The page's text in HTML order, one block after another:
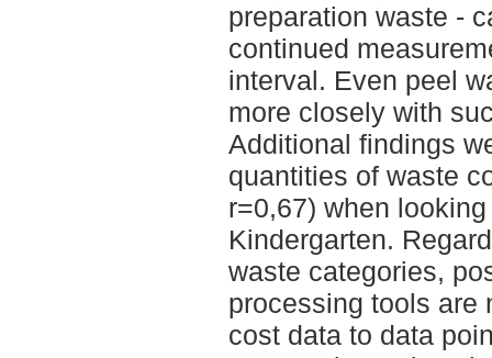
preparation waste -
continued
interval. Even peel
more closely with
Additional findings
quantities of waste
r=0,67) when
Kindergarten.
waste categories,
processing tools are
cost data to data